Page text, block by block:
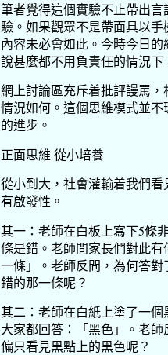
筆者覺得這個實驗不止帶出
驗。如果觀眾不是帶面具以
內容未必會如此。今時今日
說甚麼都不用負責任的情況
網上討論區充斥着批評謾罵
情況如何。這個思維模式並
的進步。
正面思維 從小培養
從小到大，社會灌輸着我們
有啟發性。
其一：老師在白板上寫下5條
條是錯。老師問家長們對此
一條」。老師反問，為何答
錯的那一條呢？
其二：老師在白紙上塗了一
大家都回答：「黑色」。老
偏只看見黑點上的黑色呢？